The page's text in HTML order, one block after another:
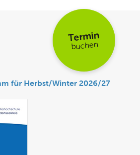
Termin
buchen
für Herbst/Winter 2026/27